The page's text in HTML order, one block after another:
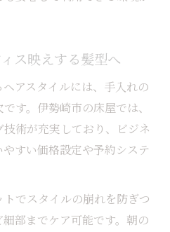
ス映えする髪型へ
アスタイルには、手入れの
す。伊勢崎市の床屋では、
術が充実しており、ビジネ
すい価格設定や予約システ
でスタイルの崩れを防ぎつ
部までケア可能です。朝の